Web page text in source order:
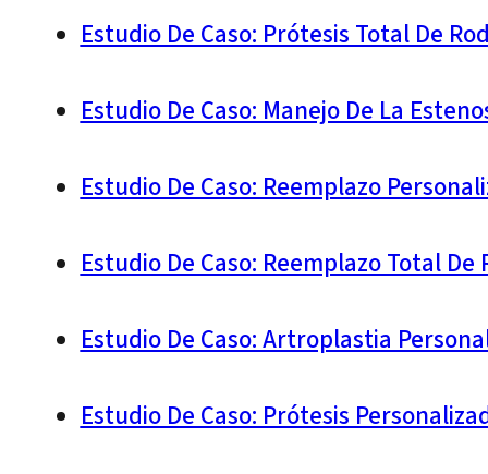
Estudio De Caso: Prótesis Total De
Estudio De Caso: Manejo De La
Estudio De Caso: Reemplazo
Estudio De Caso: Reemplazo Total
Estudio De Caso: Artroplastia
Estudio De Caso: Prótesis